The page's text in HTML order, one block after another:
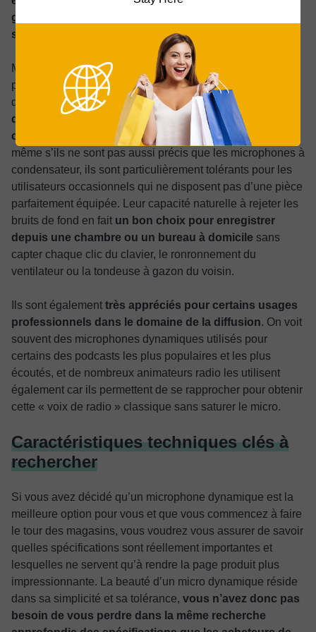
guitare, les batteries, les cuivres et d’autres sources
sonores puissantes
, tant en live qu’en studio.
Mais il ne s’agit pas uniquement de sources sonores
puissantes. Ces dernières années, les microphones
dynamiques sont également devenus populaires auprès
des podcasteurs, des streamers et des créateurs de
contenu
. Cela s’explique principalement par le fait que,
même s’ils ne sont pas aussi précis que les microphones à
condensateur, ils sont particulièrement tolérants pour les
utilisateurs occasionnels qui ne disposent pas d’une pièce
parfaitement équipée. Leur capacité naturelle à rejeter les
bruits de fond en fait un bon choix pour enregistrer
depuis une chambre ou un bureau à domicile sans
capter chaque clic du clavier, le ronronnement du
ventilateur ou la tondeuse à gazon du voisin.
Ils sont également très appréciés pour certains usages
professionnels dans le domaine de la diffusion. On voit
souvent des microphones dynamiques utilisés pour
certains des podcasts les plus populaires et les plus
écoutés, et de nombreux animateurs radio les utilisent
également car ils permettent de se rapprocher pour obtenir
cette « voix de radio » classique sans saturer le micro.
Caractéristiques techniques clés à
rechercher
Si vous avez décidé qu’un microphone dynamique est la
meilleure option pour vous et que vous commencez à faire
le tour des magasins, vous voudrez vous assurer de savoir
quelles spécifications sont réellement importantes et
lesquelles ne servent qu’à rendre la page produit plus
impressionnante. La beauté d’un micro dynamique réside
dans sa simplicité et sa tolérance, vous n’avez donc pas
besoin de vous perdre dans la même recherche